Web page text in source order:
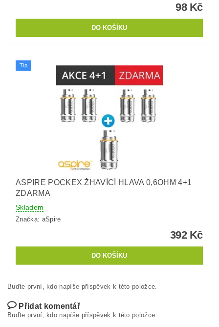
98 Kč
Tip
ASPIRE POCKEX ŽHAVÍCÍ HLAVA 0,6OHM 4+1
ZDARMA
Skladem
Značka: aSpire
392 Kč
Buďte první, kdo napíše příspěvek k této položce.
Přidat komentář
Buďte první, kdo napíše příspěvek k této položce.